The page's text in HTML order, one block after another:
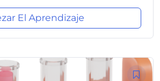
El Aprendizaje